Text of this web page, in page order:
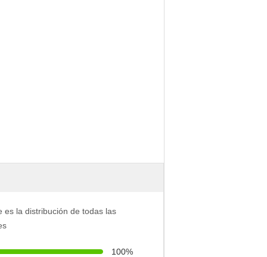
es la distribución de todas las
100%